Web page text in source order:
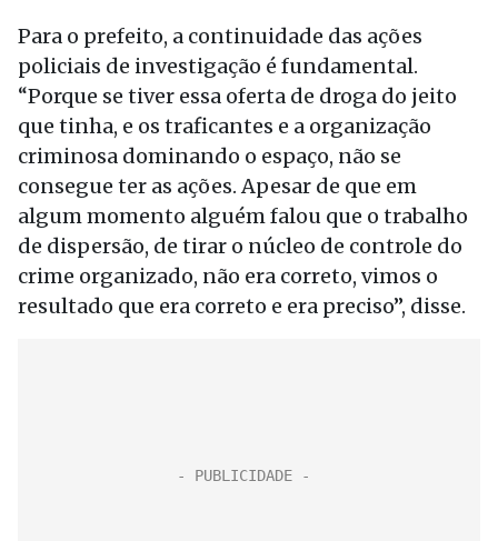
Para o prefeito, a continuidade das ações
policiais de investigação é fundamental.
“Porque se tiver essa oferta de droga do jeito
que tinha, e os traficantes e a organização
criminosa dominando o espaço, não se
consegue ter as ações. Apesar de que em
algum momento alguém falou que o trabalho
de dispersão, de tirar o núcleo de controle do
crime organizado, não era correto, vimos o
resultado que era correto e era preciso”, disse.